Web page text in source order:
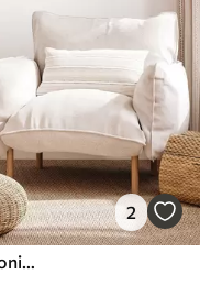
2
Forme abstracte cu linii fluide și armonioase, în nuanțe de crem și bej